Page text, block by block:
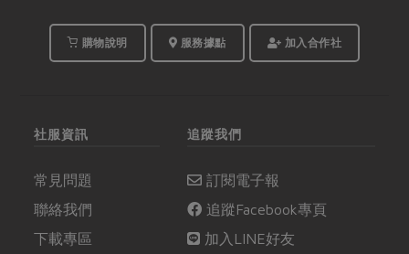
購物說明 服務據點 加入合作社
社服資訊
常見問題
聯絡我們
下載專區
追蹤我們
訂閱電子報
追蹤Facebook專頁
加入LINE好友